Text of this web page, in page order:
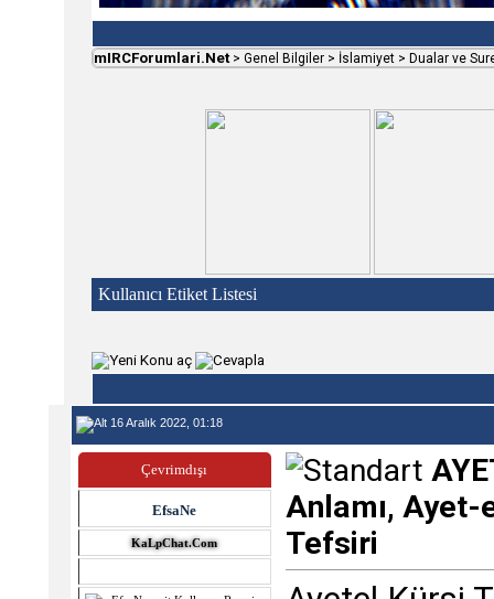
mIRCForumlari.Net > Genel Bilgiler > İslamiyet > Dualar ve
Kullanıcı Etiket Listesi
16 Aralık 2022, 01:18
Çevrimdışı
EfsaNe
KaLpChat.Com
Anlamı, Ayet-
Tefsiri